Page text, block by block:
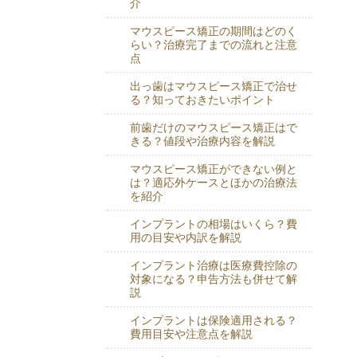
介
マウスピース矯正の期間はどのく
らい？治療完了までの流れと注意
点
出っ歯はマウスピース矯正で治せ
る？知っておきたいポイント
前歯だけのマウスピース矯正はで
きる？値段や治療内容を解説
マウスピース矯正ができない例と
は？適応外ケースとほかの治療法
を紹介
インプラントの相場はいくら？費
用の目安や内訳を解説
インプラント治療は医療費控除の
対象になる？申告方法も併せて解
説
インプラントは保険適用される？
費用目安や注意点を解説